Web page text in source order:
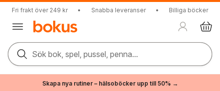
Fri frakt över 249 kr • Snabba leveranser • Billiga böcker
Sök bok, spel, pussel, penna...
Skapa nya rutiner – hälsoböcker upp till 50% →